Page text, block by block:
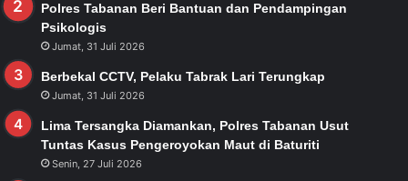
Polres Tabanan Beri Bantuan dan Pendampingan
Psikologis
Jumat, 31 Juli 2026
Berbekal CCTV, Pelaku Tabrak Lari Terungkap
Jumat, 31 Juli 2026
Lima Tersangka Diamankan, Polres Tabanan Usut
Tuntas Kasus Pengeroyokan Maut di Baturiti
Senin, 27 Juli 2026